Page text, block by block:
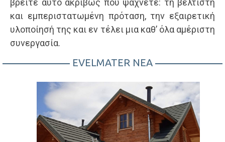
βρείτε αυτό ακριβώς που ψάχνετε: τη βέλτιστη
και εμπεριστατωμένη πρόταση, την εξαιρετική
υλοποίησή της και εν τέλει μια καθ’ όλα αμέριστη
συνεργασία.
EVELMATER NEA